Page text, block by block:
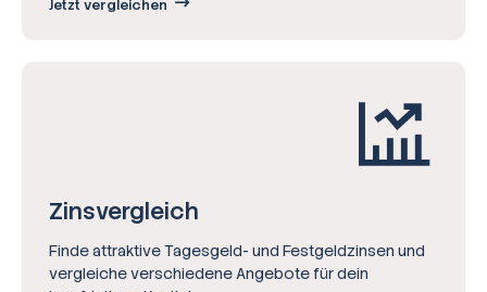
Jetzt vergleichen
Zinsvergleich
Finde attraktive Tagesgeld- und Festgeldzinsen und
vergleiche verschiedene Angebote für dein